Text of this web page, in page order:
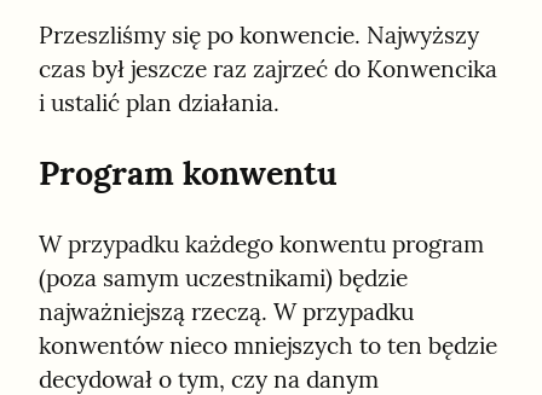
Przeszliśmy się po konwencie. Najwyższy
czas był jeszcze raz zajrzeć do Konwencika
i ustalić plan działania.
Program konwentu
W przypadku każdego konwentu program
(poza samym uczestnikami) będzie
najważniejszą rzeczą. W przypadku
konwentów nieco mniejszych to ten będzie
decydował o tym, czy na danym